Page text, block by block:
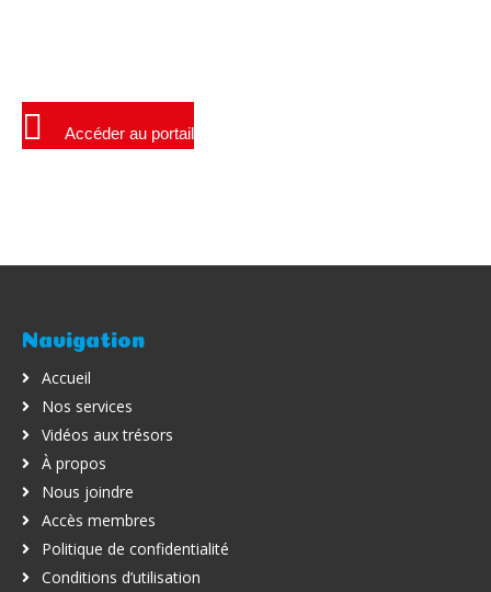
Accéder au portail
Navigation
Accueil
Nos services
Vidéos aux trésors
À propos
Nous joindre
Accès membres
Politique de confidentialité
Conditions d’utilisation